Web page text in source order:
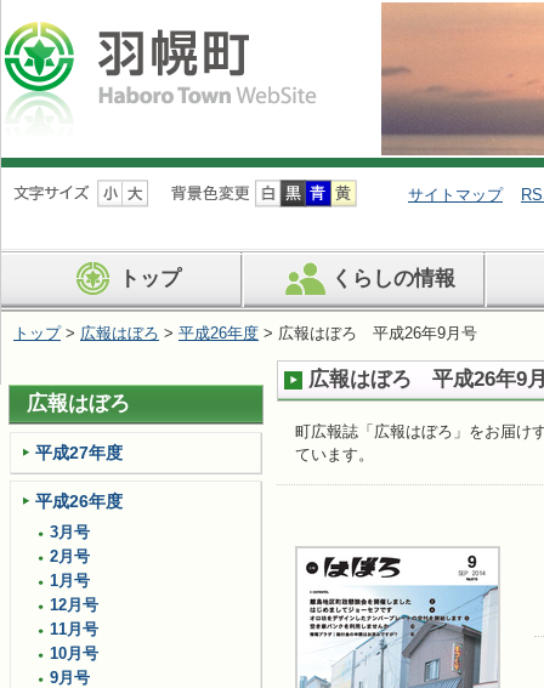
ナ
ビ
ン
を
す
サイトマップ
トップ くらしの情報
トップ> 広報はぼろ > 平成26年度 > 広報はぼろ 平成26年9月号
広報はぼろ 平成26年9
町広報誌「広報はぼろ」をお届け
ています。
広報はぼろ
平成27年度
平成26年度
3月号
2月号
1月号
12月号
11月号
10月号
9月号